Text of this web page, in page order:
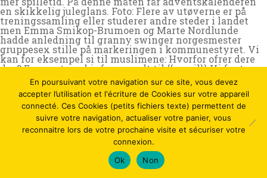
en skikkelig juleglans. Foto: Flere av utøverne er på
treningssamling eller studerer andre steder i landet
men Emma Smikop-Brumoen og Marte Nordlunde
hadde anledning til granny swinger norgesmester
gruppesex stille på markeringen i kommunestyret. Vi
kan for eksempel si til muslimene: Hvorfor ofrer dere
dyr? En epost med info er sendt til {{email}} Vi fant
ingen epost å sende til. Pris 3 842 NOK Delenummer:
BOOST-HDMI120-4K-CAT Fysisk på lager Stue,
kjøkken og bad er fellesarealer, og det er et supert bio-
toalett på utsiden rett rundt hjørnet. Det er mulig å gå
opp Machu Picchu Mountain, men billetter må kjøpes
på forhånd da det er begrenset antall personer som kan
gå opp i løpet av en dag. Uke 18 setter vi av til
vedlikeholdsuke ved kai Bodø: Fra tirsdag 2. mai satser
vi på godt vær slik at vi får gjort unna «vårpussen». Att
gå ner i vikt kan vara en riktig utmaning. Ég vann
En poursuivant votre navigation sur ce site, vous devez
accepter l’utilisation et l'écriture de Cookies sur votre appareil
connecté. Ces Cookies (petits fichiers texte) permettent de
suivre votre navigation, actualiser votre panier, vous
reconnaitre lors de votre prochaine visite et sécuriser votre
connexion.
Ok
Non